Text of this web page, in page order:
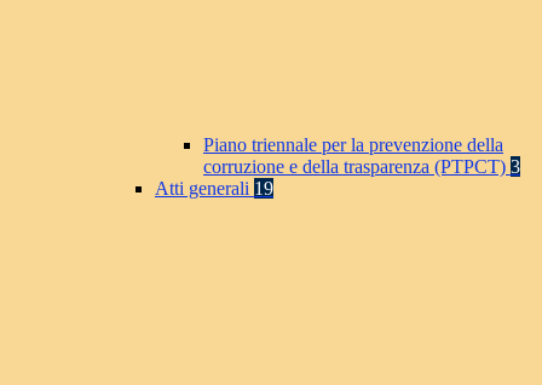
Piano triennale per la prevenzione della
corruzione e della trasparenza (PTPCT) 3
Atti generali 19